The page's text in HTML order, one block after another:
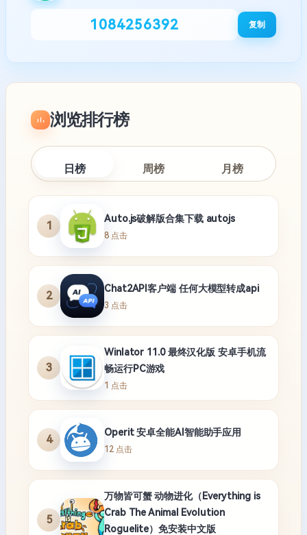
1084256392 复制
浏览排行榜
日榜 周榜 月榜
1
Auto.js破解版合集下载 autojs
8 点击
2
Chat2API客户端 任何大模型转成api
3 点击
3
Winlator 11.0 最终汉化版 安卓手机流
畅运行PC游戏
1 点击
4
Operit 安卓全能AI智能助手应用
12 点击
5
万物皆可蟹 动物进化（Everything is
Crab The Animal Evolution
Roguelite）免安装中文版